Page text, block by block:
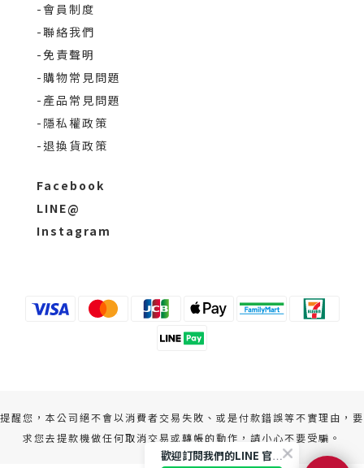
-會員制度
-聯絡我們
-免責聲明
-購物常見問題
-產品常見問題
-隱私權政策
-退換貨政策
Facebook
LINE@
Instagram
提醒您，本公司絕不會以消費者交易失敗、或是付款錯誤等不實理由，要
求您去提款機做任何取消交易或轉帳的動作，請小心不要受騙。
歡迎訂閱我們的LINE 官方帳號